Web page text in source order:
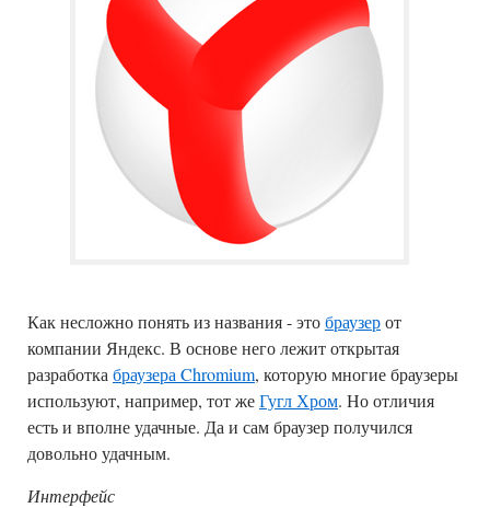
Как несложно понять из названия - этобраузерот
компании Яндекс. В основе него лежит открытая
разработка браузера Chromium, которую многие браузеры
используют, например, тот жеГугл Хром. Но отличия
есть и вполне удачные. Да и сам браузер получился
довольно удачным.
Интерфейс